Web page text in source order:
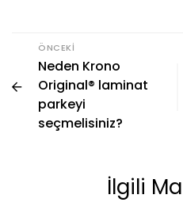
ÖNCEKI
Neden Krono
Original® laminat
parkeyi
seçmelisiniz?
İlgili